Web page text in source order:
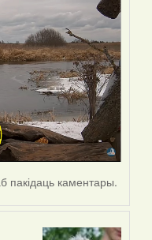
пакідаць каментары.